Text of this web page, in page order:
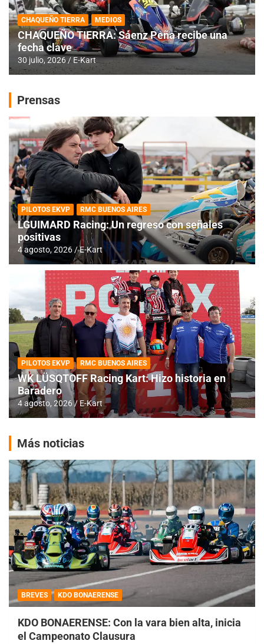
CHAQUEÑO TIERRA MEDIOS
CHAQUEÑO TIERRA: Sáenz Peña recibe una
fecha clave
30 julio, 2026 E-Kart
Prensas
PILOTOS EKVP RMC BUENOS AIRES
LGUIMARD Racing: Un regreso con señales
positivas
4 agosto, 2026 E-Kart
PILOTOS EKVP RMC BUENOS AIRES
WK LÜSQTOFF Racing Kart: Hizo historia en
Baradero
4 agosto, 2026 E-Kart
Más noticias
BREVES KDO BONAERENSE
KDO BONAERENSE: Con la vara bien alta, inicia
el Campeonato Clausura